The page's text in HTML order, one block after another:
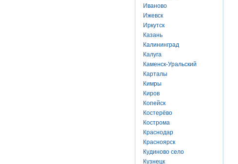
Иваново
Ижевск
Иркутск
Казань
Калининград
Калуга
Каменск-Уральский
Карталы
Кимры
Киров
Копейск
Костерёво
Кострома
Краснодар
Красноярск
Кудиново село
Кузнецк